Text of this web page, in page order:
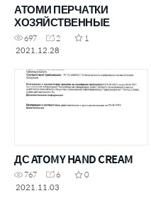
АТОМИ ПЕРЧАТКИ
ХОЗЯЙСТВЕННЫЕ
697 2
1
2021.12.28
ДС ATOMY HAND CREAM
767 6
0
2021.11.03